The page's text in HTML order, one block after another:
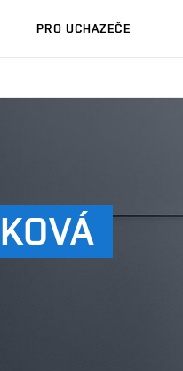
PRO UCHAZEČE